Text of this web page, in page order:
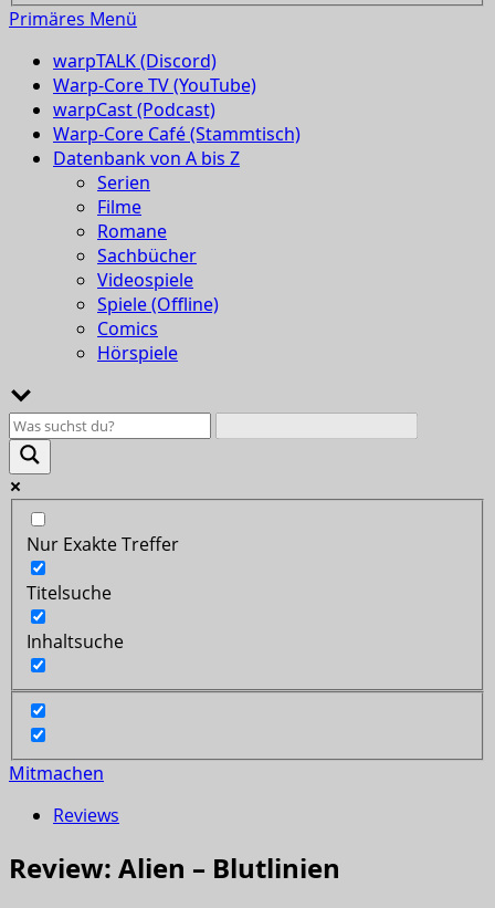
Primäres Menü
warpTALK (Discord)
Warp-Core TV (YouTube)
warpCast (Podcast)
Warp-Core Café (Stammtisch)
Datenbank von A bis Z
Serien
Filme
Romane
Sachbücher
Videospiele
Spiele (Offline)
Comics
Hörspiele
Nur Exakte Treffer
Titelsuche
Inhaltsuche
Mitmachen
Reviews
Review: Alien – Blutlinien